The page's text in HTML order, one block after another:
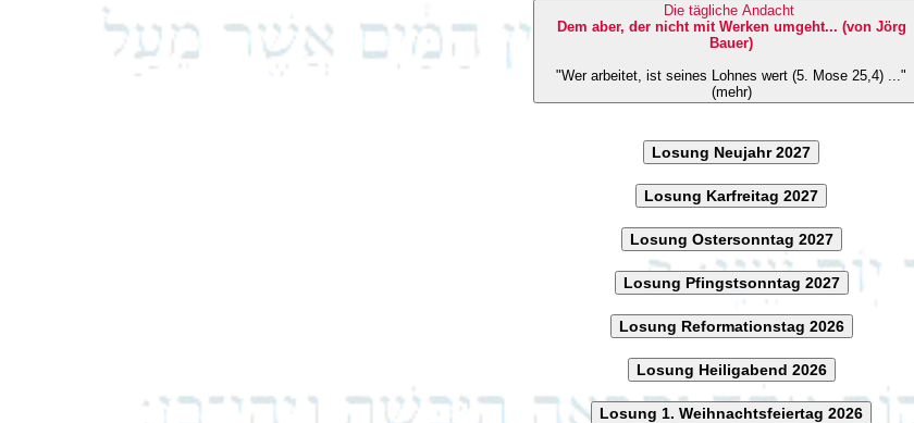
Die tägliche Andacht
Dem aber, der nicht mit Werken umgeht... (von Jörg
Bauer)
"Wer arbeitet, ist seines Lohnes wert (5. Mose 25,4) ..."
(mehr)
Losung Neujahr 2027
Losung Karfreitag 2027
Losung Ostersonntag 2027
Losung Pfingstsonntag 2027
Losung Reformationstag 2026
Losung Heiligabend 2026
Losung 1. Weihnachtsfeiertag 2026